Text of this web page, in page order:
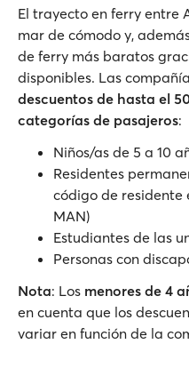
El trayecto en ferry entre
mar de cómodo y,
de ferry más baratos
disponibles. Las
descuentos de hasta el
categorías de pasajeros:
Niños/as de 5 a 10
Residentes
código de residente
MAN)
Estudiantes de las
Personas con
Nota: Los menores de 4
en cuenta que los
variar en función de la